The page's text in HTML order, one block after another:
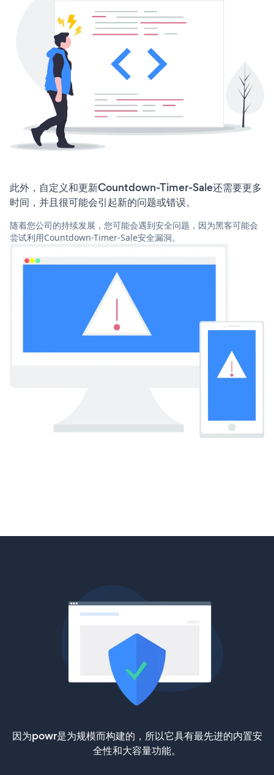
此外，自定义和更新Countdown-Timer-Sale还需要更多
时间，并且很可能会引起新的问题或错误。
随着您公司的持续发展，您可能会遇到安全问题，因为黑客可能会
尝试利用Countdown-Timer-Sale安全漏洞。
因为powr是为规模而构建的，所以它具有最先进的内置安
全性和大容量功能。